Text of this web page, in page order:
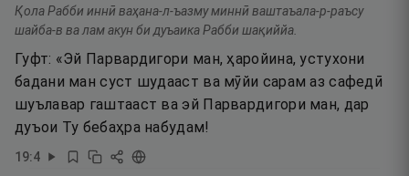
Қола Рабби иннӣ ваҳана-л-ъазму миннӣ ваштаъала-р-раъсу
шайба-в ва лам акун би дуъаика Рабби шақиййа.
Гуфт: «Эй Парвардигори ман, ҳаройина, устухони
бадани ман суст шудааст ва мӯйи сарам аз сафедӣ
шуълавар гаштааст ва эй Парвардигори ман, дар
дуъои Ту бебаҳра набудам!
19:4